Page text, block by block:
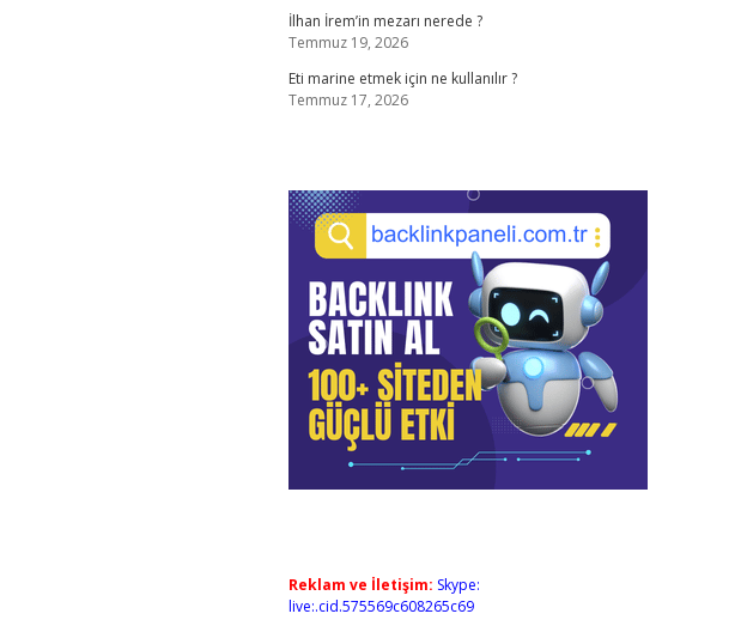
İlhan İrem’in mezarı nerede ?
Temmuz 19, 2026
Eti marine etmek için ne kullanılır ?
Temmuz 17, 2026
Reklam ve İletişim: Skype:
live:.cid.575569c608265c69